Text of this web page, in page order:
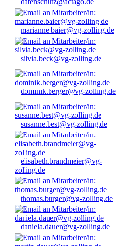
datenschutz@actago.de
marianne.baier@vg-zolling.de
silvia.beck@vg-zolling.de
dominik.berger@vg-zolling.de
susanne.best@vg-zolling.de
elisabeth.brandmeier@vg-
zolling.de
thomas.burger@vg-zolling.de
daniela.dauer@vg-zolling.de